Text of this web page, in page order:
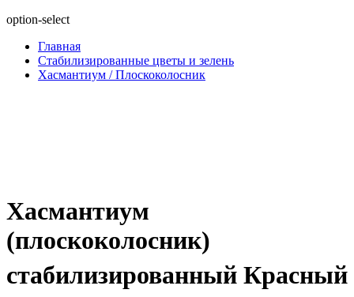
option-select
Главная
Стабилизированные цветы и зелень
Хасмантиум / Плоскоколосник
Хасмантиум
(плоскоколосник)
стабилизированный Красный